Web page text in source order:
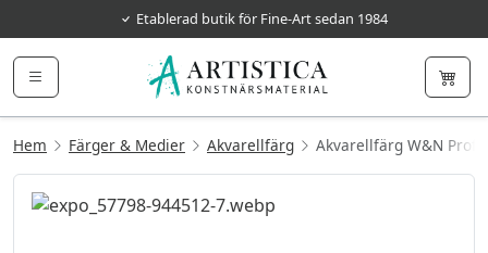
Etablerad butik för Fine-Art sedan 1984
Hem Färger & Medier Akvarellfärg Akvarellfärg W&N Prof.